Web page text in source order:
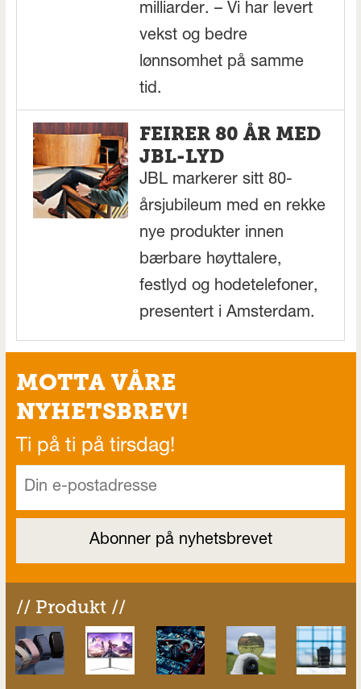
milliarder. – Vi har levert
vekst og bedre
lønnsomhet på samme
tid.
FEIRER 80 ÅR MED
JBL-LYD
JBL markerer sitt 80-
årsjubileum med en rekke
nye produkter innen
bærbare høyttalere,
festlyd og hodetelefoner,
presentert i Amsterdam.
MOTTA VÅRE
NYHETSBREV!
Ti på ti på tirsdag!
// Produkt //